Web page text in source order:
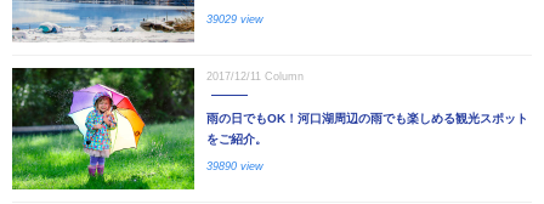
39029 view
2017/12/11 Column
雨の日でもOK！河口湖周辺の雨でも楽しめる観光スポット
をご紹介。
39890 view